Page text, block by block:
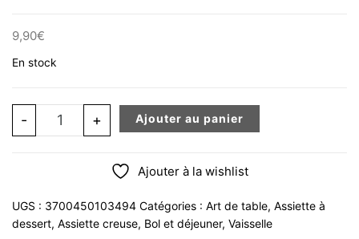
9,90€
En stock
- quantité de Bol à salade Salad'cup "FUN" en verre
+ Ajouter au panier
Ajouter à la wishlist
UGS : 3700450103494 Catégories : Art de table, Assiette à
dessert, Assiette creuse, Bol et déjeuner, Vaisselle